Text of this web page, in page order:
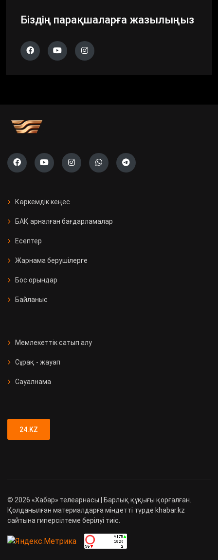
Біздің парақшаларға жазылыңыз
Көркемдік кеңес
БАҚ арналған бағдарламалар
Есептер
Жарнама берушілерге
Бос орындар
Байланыс
Мемлекеттік сатып алу
Сұрақ - жауап
Сауалнама
24.KZ
© 2026 «Хабар» телеарнасы | Барлық құқығы қорғалған.
Қолданылған материалдарға міндетті түрде khabar.kz
сайтына гиперсілтеме берілуі тиіс.